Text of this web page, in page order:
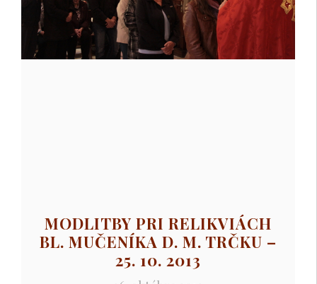
MODLITBY PRI RELIKVIÁCH
BL. MUČENÍKA D. M. TRČKU –
25. 10. 2013